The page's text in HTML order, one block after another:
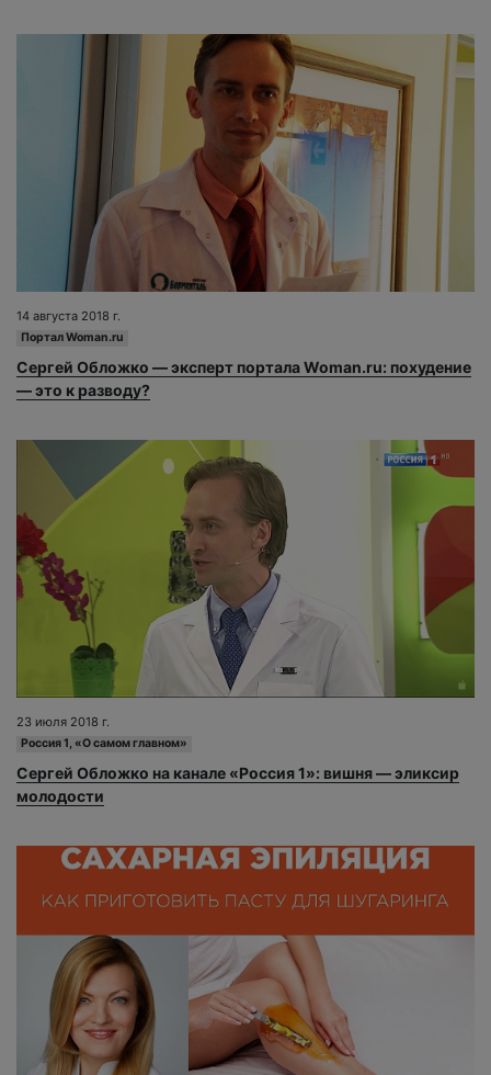
14 августа 2018 г.
Портал Woman.ru
Сергей Обложко — эксперт портала Woman.ru: похудение
— это к разводу?
23 июля 2018 г.
Россия 1, «О самом главном»
Сергей Обложко на канале «Россия 1»: вишня — эликсир
молодости